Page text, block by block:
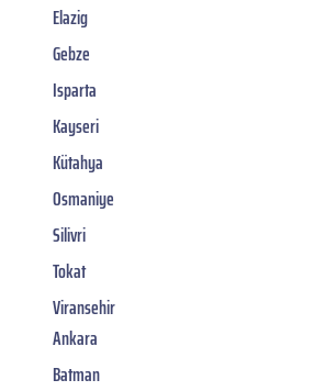
Elazig
Gebze
Isparta
Kayseri
Kütahya
Osmaniye
Silivri
Tokat
Viransehir
Ankara
Batman